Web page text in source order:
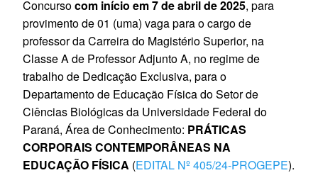
Concursocom início em 7 de abril de 2025, para
provimento de 01 (uma) vaga para o cargo de
professor da Carreira do Magistério Superior, na
Classe A de Professor Adjunto A, no regime de
trabalho de Dedicação Exclusiva, para o
Departamento de Educação Física do Setor de
Ciências Biológicas da Universidade Federal do
Paraná, Área de Conhecimento: PRÁTICAS
CORPORAIS CONTEMPORÂNEAS NA
EDUCAÇÃO FÍSICA (EDITAL Nº 405/24-PROGEPE).